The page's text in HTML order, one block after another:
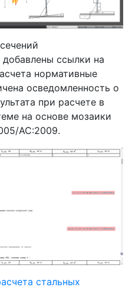
ссылки на
нормативные
осведомленность о
при расчете в
на основе мозаики
AC:2009.
стальных